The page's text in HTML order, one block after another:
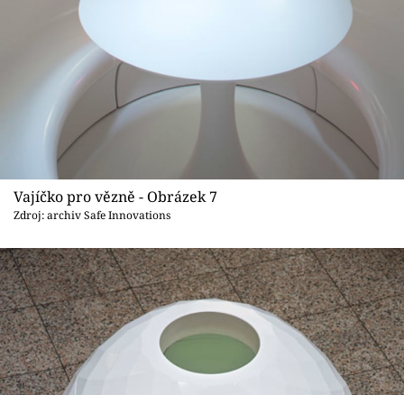
Vajíčko pro vězně - Obrázek 7
Zdroj: archiv Safe Innovations